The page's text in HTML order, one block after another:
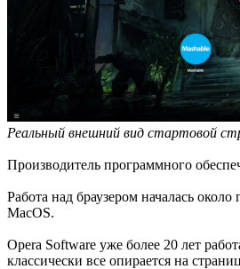
Реальный внешний вид стартовой
Производитель программного
Работа над браузером началась
MacOS.
Opera Software уже более 20 лет
классически все опирается на